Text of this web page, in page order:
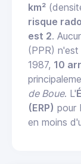
km²
risque
est 2.
(PPR)
1987, 10
de Boue. L'
(ERP) pour
en moins